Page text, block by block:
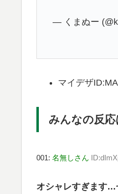
— くまぬー
マイデザ
みんなの反
001: 名無しさん
オシャレすぎます…